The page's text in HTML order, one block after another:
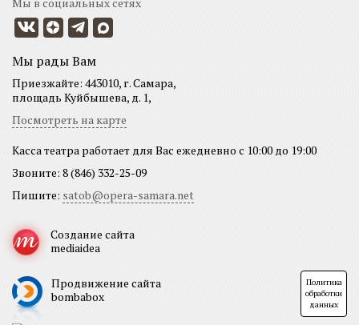
Мы рады Вам
Приезжайте: 443010, г. Самара,
площадь Куйбышева, д. 1,
Посмотреть на карте
Касса театра работает для Вас ежедневно с 10:00 до 19:00
Звоните: 8 (846) 332-25-09
Пишите: satob@opera-samara.net
Создание сайта
mediaidea
Продвижение сайта
bombabox
Политика
обработки
данных